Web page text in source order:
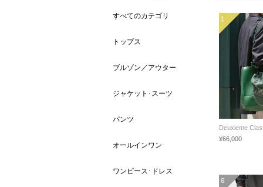
すべてのカテゴリ
トップス
ブルゾン／アウター
ジャケット･スーツ
パンツ
オールインワン
ワンピース･ドレス
1
Deuxieme
¥66,000
6